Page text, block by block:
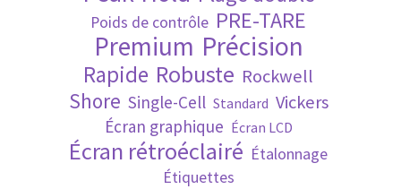
Poids de contrôle PRE-TARE
Premium Précision
Rapide Robuste Rockwell
Shore Single-Cell Standard Vickers
Écran graphique Écran LCD
Écran rétroéclairé Étalonnage
Étiquettes